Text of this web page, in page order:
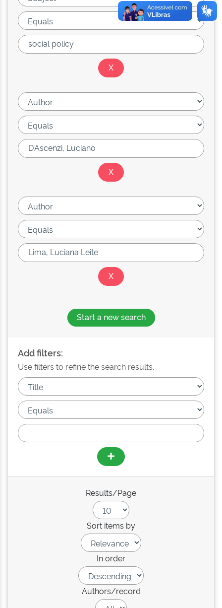
Start a new search
Add filters:
Use filters to refine the search results.
Results/Page
Sort items by
In order
Authors/record